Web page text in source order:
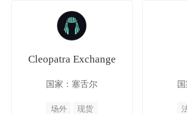
Cleopatra Exchange
国家：塞舌尔
场外 现货